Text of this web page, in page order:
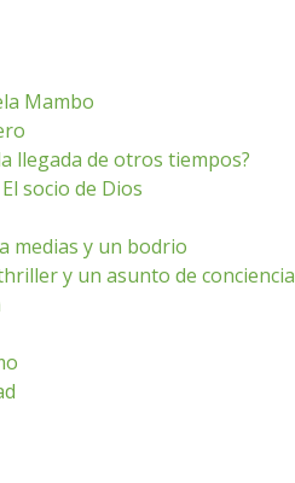
Mambo
llegada de otros tiempos?
socio de Dios
medias y un bodrio
y un asunto de conciencia